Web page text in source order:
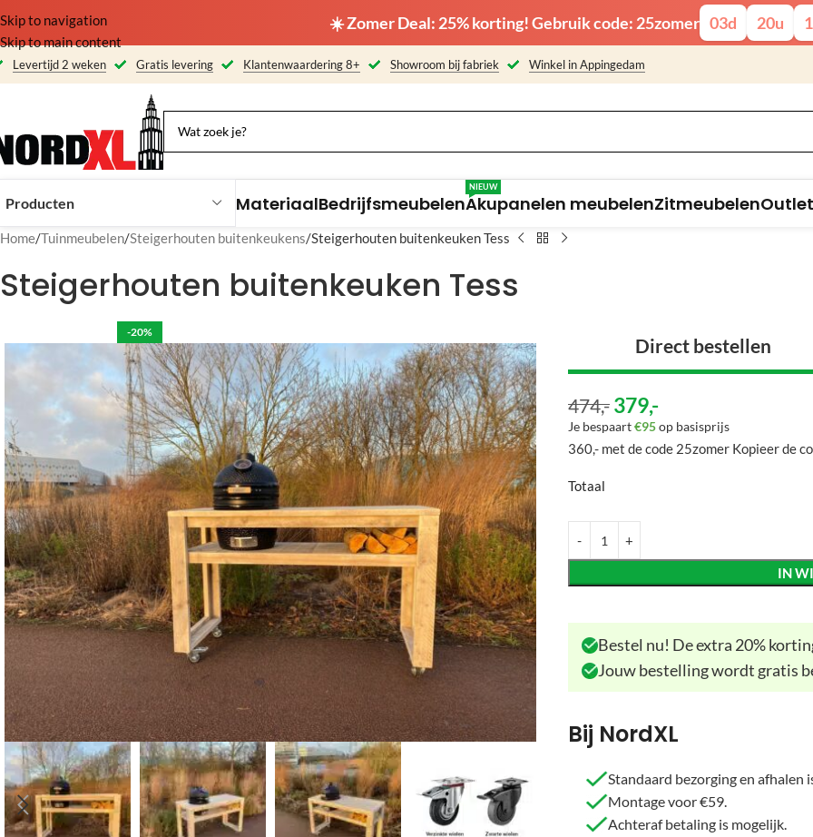
☀️ Zomer Deal: 25% korting! Gebruik code: 25zomer 03d 20u
Skip to navigation
Skip to main content
Levertijd 2 weken Gratis levering Klantenwaardering 8+ Showroom bij fabriek Winkel in Appingedam
Producten MateriaalBedrijfsmeubelenAkupanelen meubelen
NIEUW
ZitmeubelenOutlet
Home Tuinmeubelen Steigerhouten buitenkeukens Steigerhouten buitenkeuken Tess
Steigerhouten buitenkeuken Tess
-20%
Direct bestellen
474,- 379,-
Je bespaart€95op basisprijs
360,- met de code 25zomer Kopieer de
Totaal
IN
Bestel nu! De extra 20%
Jouw bestelling wordt gratis
Bij NordXL
Standaard bezorging en afhalen
Montage voor €59.
Achteraf betaling is mogelijk.